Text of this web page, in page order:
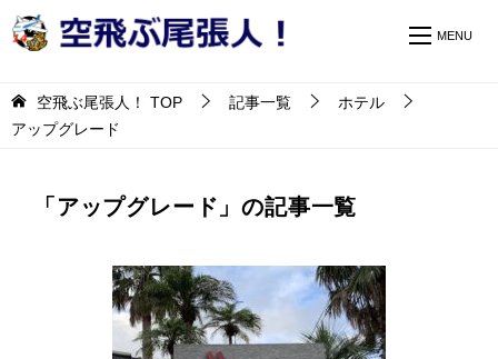
空飛ぶ尾張人！ TOP 記事一覧
ホテル
アップグレード
「アップグレード」の記事一覧